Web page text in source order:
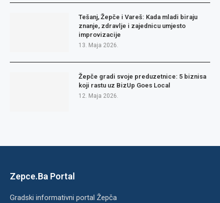
Tešanj, Žepče i Vareš: Kada mladi biraju
znanje, zdravlje i zajednicu umjesto
improvizacije
13. Maja 2026.
Žepče gradi svoje preduzetnice: 5 biznisa
koji rastu uz BizUp Goes Local
12. Maja 2026.
Zepce.Ba Portal
Gradski informativni portal Žepča